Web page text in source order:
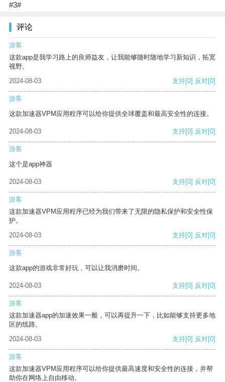
#3#
评论
游客
这款app是我学习路上的良师益友，让我能够随时随地学习新知识，拓宽
视野。
2024-08-03
支持[0] 反对[0]
游客
这款加速器VPM应用程序可以给你提供全球覆盖和最高安全性的连接。
2024-08-03 支持[0] 反对[0]
游客
这个是app神器
2024-08-03 支持[0] 反对[0]
游客
这款加速器VPM应用程序已经为我们带来了无限的隐私保护和安全性保
护。
2024-08-03
支持[0] 反对[0]
游客
这款app的游戏非常好玩，可以让我消磨时间。
2024-08-03 支持[0] 反对[0]
游客
这款加速器app的加速效果一般，可以再提升一下，比如能够支持更多地
区的线路。
2024-08-03
支持[0] 反对[0]
游客
这款加速器VPM应用程序可以给你提供最高速度和安全性的连接，并帮
助你在网络上自由移动。